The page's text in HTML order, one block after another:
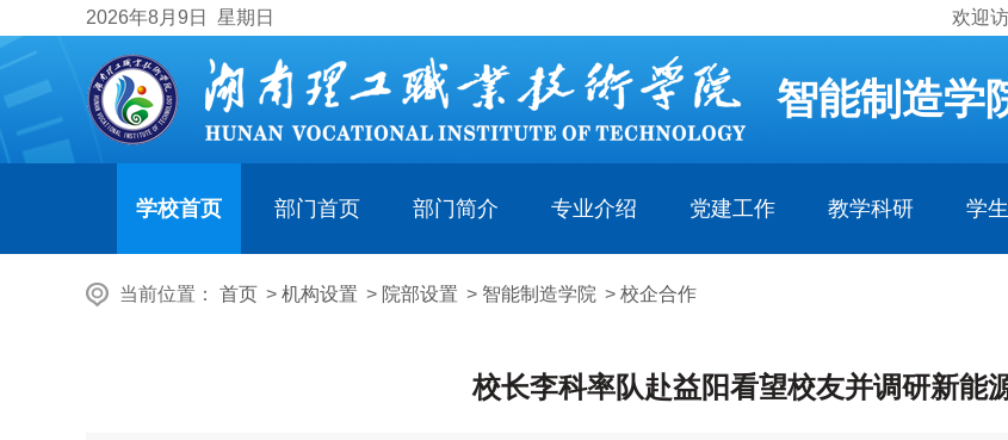
2026年8月9日 星期日 欢迎
智能制造学
学校首页 部门首页 部门简介 专业介绍 党建工作 教学科研 学
当前位置： 首页 > 机构设置 > 院部设置 > 智能制造学院 > 校企合作
校长李科率队赴益阳看望校友并调研新能